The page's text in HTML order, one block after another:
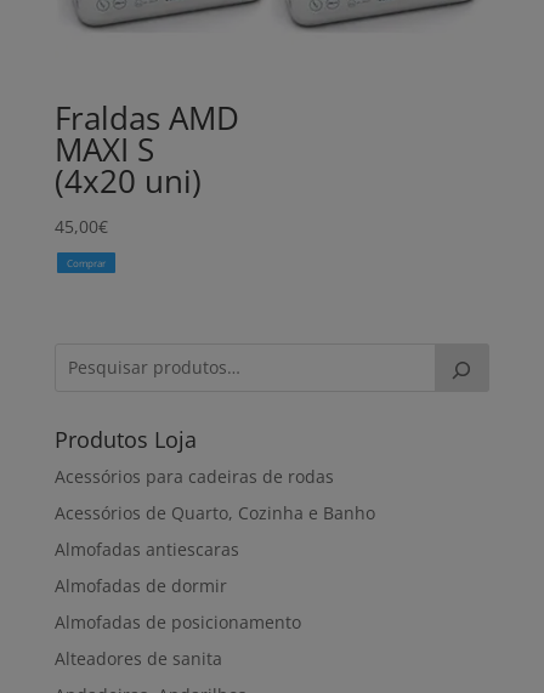
Fraldas AMD
MAXI S
(4x20 uni)
45,00€
Comprar
Produtos Loja
Acessórios para cadeiras de rodas
Acessórios de Quarto, Cozinha e Banho
Almofadas antiescaras
Almofadas de dormir
Almofadas de posicionamento
Alteadores de sanita